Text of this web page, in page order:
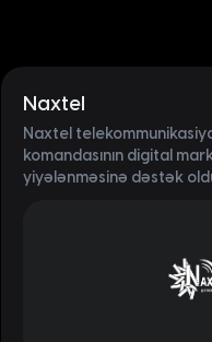
Naxtel
Naxtel
komandasının digital
yiyələnməsinə dəstək